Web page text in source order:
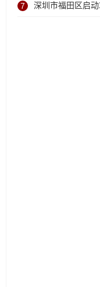
著，或可在全球
7 深圳市福田区启